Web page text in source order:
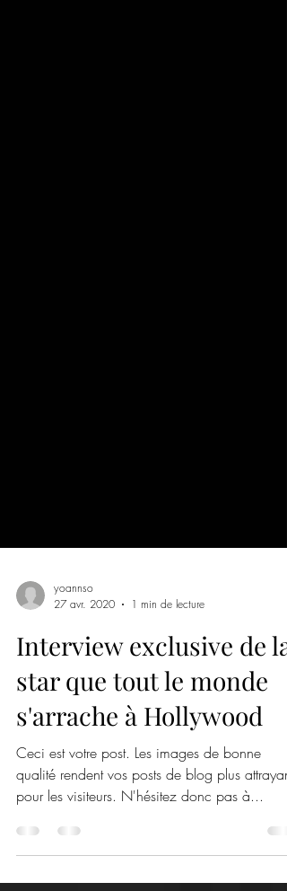
yoannso
27 avr. 2020
1 min de lecture
Interview exclusive de la
star que tout le monde
s'arrache à Hollywood
Ceci est votre post. Les images de bonne